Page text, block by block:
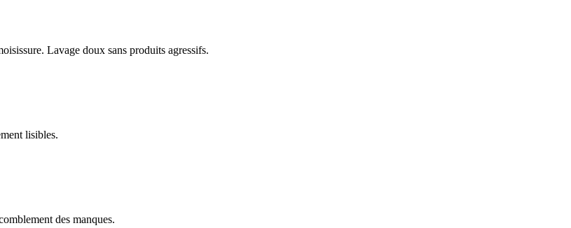
Lavage doux sans produits agressifs.
lisibles.
des manques.